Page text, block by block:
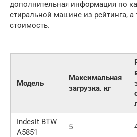
дополнительная информация по
стиральной машине из рейтинга, а
стоимость.
Модель
Максимальная
загрузка, кг
Indesit BTW
A5851
5